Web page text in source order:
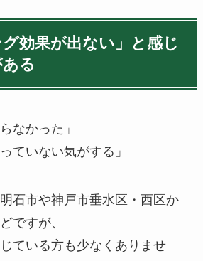
グ効果が出ない」と感じ
る
なかった」
ていない気がする」
石市や神戸市垂水区・西区か
ですが、
ている方も少なくありませ